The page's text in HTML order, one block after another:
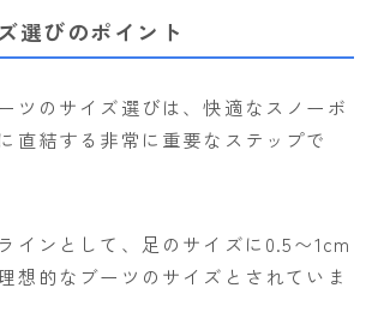
選びのポイント
ツのサイズ選びは、快適なスノーボ
直結する非常に重要なステップで
インとして、足のサイズに0.5〜1cm
想的なブーツのサイズとされていま